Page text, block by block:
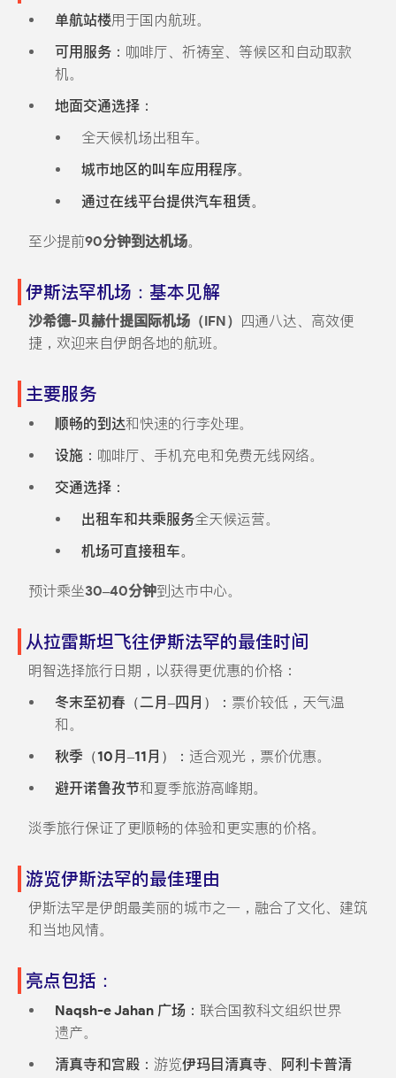
单航站楼用于国内航班。
可用服务： 咖啡厅、祈祷室、等候区和自动取款
机。
地面交通选择：
全天候机场出租车。
城市地区的叫车应用程序。
通过在线平台提供汽车租赁。
至少提前90分钟到达机场。
伊斯法罕机场：基本见解
沙希德-贝赫什提国际机场（IFN） 四通八达、高效便
捷，欢迎来自伊朗各地的航班。
主要服务
顺畅的到达和快速的行李处理。
设施： 咖啡厅、手机充电和免费无线网络。
交通选择：
出租车和共乘服务全天候运营。
机场可直接租车。
预计乘坐30–40分钟到达市中心。
从拉雷斯坦飞往伊斯法罕的最佳时间
明智选择旅行日期，以获得更优惠的价格：
冬末至初春（二月–四月）： 票价较低，天气温
和。
秋季（10月–11月）： 适合观光，票价优惠。
避开诺鲁孜节和夏季旅游高峰期。
淡季旅行保证了更顺畅的体验和更实惠的价格。
游览伊斯法罕的最佳理由
伊斯法罕是伊朗最美丽的城市之一，融合了文化、建筑
和当地风情。
亮点包括：
Naqsh-e Jahan 广场： 联合国教科文组织世界
遗产。
清真寺和宫殿： 游览伊玛目清真寺、 阿利卡普清